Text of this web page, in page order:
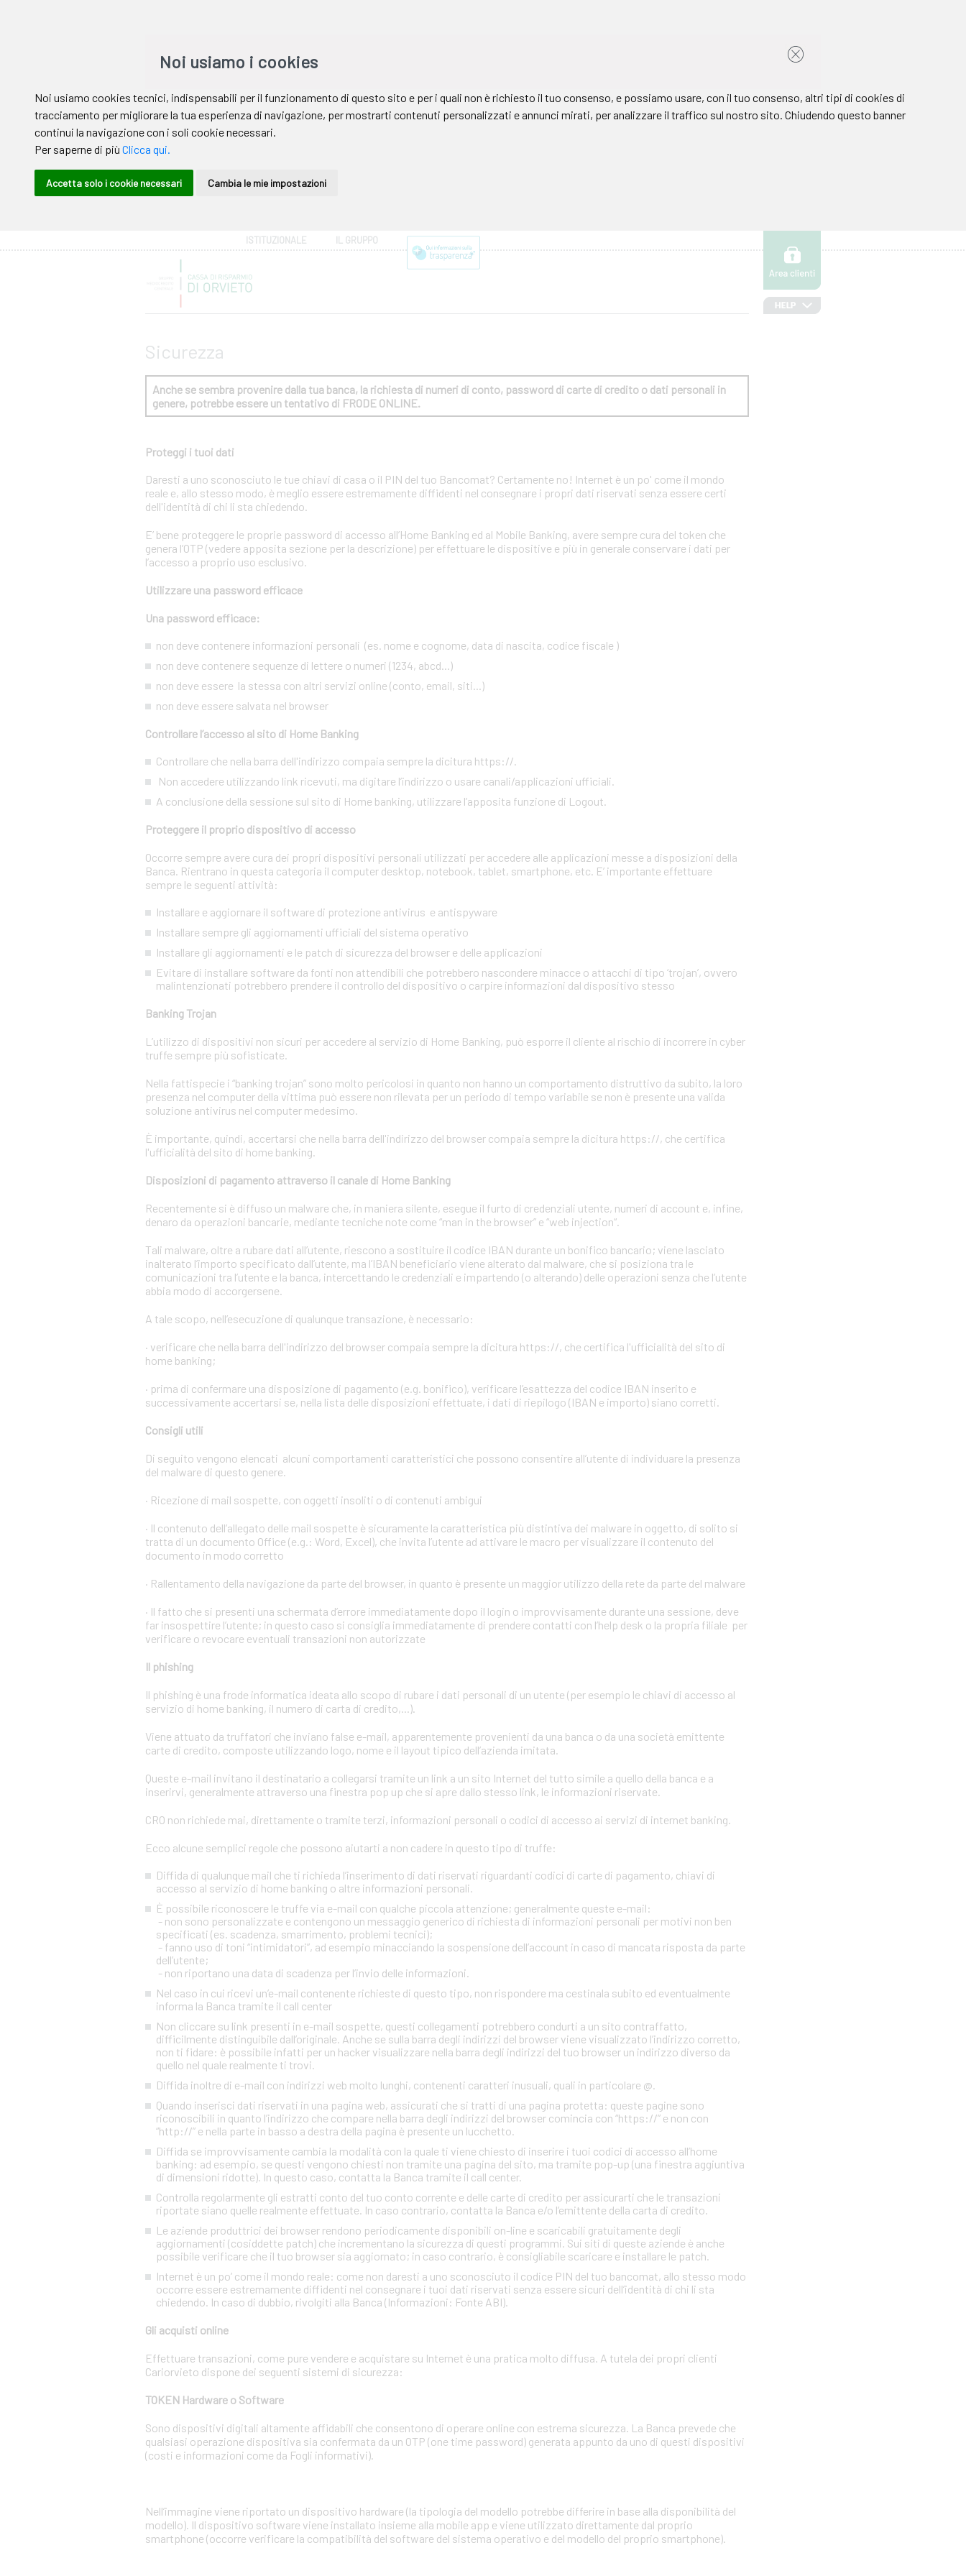
ISTITUZIONALE IL GRUPPO
Sicurezza
Anche se sembra provenire dalla tua banca, la richiesta di numeri di conto, password di carte di credito o dati personali in
genere, potrebbe essere un tentativo di FRODE ONLINE.
Proteggi i tuoi dati
Daresti a uno sconosciuto le tue chiavi di casa o il PIN del tuo Bancomat? Certamente no! Internet è un po' come il mondo
reale e, allo stesso modo, è meglio essere estremamente diffidenti nel consegnare i propri dati riservati senza essere certi
dell'identità di chi li sta chiedendo.
E’ bene proteggere le proprie password di accesso all’Home Banking ed al Mobile Banking, avere sempre cura del token che
genera l’OTP (vedere apposita sezione per la descrizione) per effettuare le dispositive e più in generale conservare i dati per
l’accesso a proprio uso esclusivo.
Utilizzare una password efficace
Una password efficace:
non deve contenere informazioni personali (es. nome e cognome, data di nascita, codice fiscale )
non deve contenere sequenze di lettere o numeri (1234, abcd...)
non deve essere la stessa con altri servizi online (conto, email, siti...)
non deve essere salvata nel browser
Controllare l’accesso al sito di Home Banking
Controllare che nella barra dell'indirizzo compaia sempre la dicitura https://.
Non accedere utilizzando link ricevuti, ma digitare l’indirizzo o usare canali/applicazioni ufficiali.
A conclusione della sessione sul sito di Home banking, utilizzare l’apposita funzione di Logout.
Proteggere il proprio dispositivo di accesso
Occorre sempre avere cura dei propri dispositivi personali utilizzati per accedere alle applicazioni messe a disposizioni della
Banca. Rientrano in questa categoria il computer desktop, notebook, tablet, smartphone, etc. E’ importante effettuare
sempre le seguenti attività:
Installare e aggiornare il software di protezione antivirus e antispyware
Installare sempre gli aggiornamenti ufficiali del sistema operativo
Installare gli aggiornamenti e le patch di sicurezza del browser e delle applicazioni
Evitare di installare software da fonti non attendibili che potrebbero nascondere minacce o attacchi di tipo ‘trojan’, ovvero
malintenzionati potrebbero prendere il controllo del dispositivo o carpire informazioni dal dispositivo stesso
Banking Trojan
L’utilizzo di dispositivi non sicuri per accedere al servizio di Home Banking, può esporre il cliente al rischio di incorrere in cyber
truffe sempre più sofisticate.
Nella fattispecie i “banking trojan” sono molto pericolosi in quanto non hanno un comportamento distruttivo da subito, la loro
presenza nel computer della vittima può essere non rilevata per un periodo di tempo variabile se non è presente una valida
soluzione antivirus nel computer medesimo.
È importante, quindi, accertarsi che nella barra dell'indirizzo del browser compaia sempre la dicitura https://, che certifica
l'ufficialità del sito di home banking.
Disposizioni di pagamento attraverso il canale di Home Banking
Recentemente si è diffuso un malware che, in maniera silente, esegue il furto di credenziali utente, numeri di account e, infine,
denaro da operazioni bancarie, mediante tecniche note come “man in the browser” e “web injection“.
Tali malware, oltre a rubare dati all’utente, riescono a sostituire il codice IBAN durante un bonifico bancario; viene lasciato
inalterato l’importo specificato dall’utente, ma l’IBAN beneficiario viene alterato dal malware, che si posiziona tra le
comunicazioni tra l’utente e la banca, intercettando le credenziali e impartendo (o alterando) delle operazioni senza che l’utente
abbia modo di accorgersene.
A tale scopo, nell’esecuzione di qualunque transazione, è necessario:
· verificare che nella barra dell'indirizzo del browser compaia sempre la dicitura https://, che certifica l'ufficialità del sito di
home banking;
· prima di confermare una disposizione di pagamento (e.g. bonifico), verificare l’esattezza del codice IBAN inserito e
successivamente accertarsi se, nella lista delle disposizioni effettuate, i dati di riepilogo (IBAN e importo) siano corretti.
Consigli utili
Di seguito vengono elencati alcuni comportamenti caratteristici che possono consentire all’utente di individuare la presenza
del malware di questo genere.
· Ricezione di mail sospette, con oggetti insoliti o di contenuti ambigui
· Il contenuto dell’allegato delle mail sospette è sicuramente la caratteristica più distintiva dei malware in oggetto, di solito si
tratta di un documento Office (e.g.: Word, Excel), che invita l’utente ad attivare le macro per visualizzare il contenuto del
documento in modo corretto
· Rallentamento della navigazione da parte del browser, in quanto è presente un maggior utilizzo della rete da parte del malware
· Il fatto che si presenti una schermata d’errore immediatamente dopo il login o improvvisamente durante una sessione, deve
far insospettire l’utente; in questo caso si consiglia immediatamente di prendere contatti con l’help desk o la propria filiale per
verificare o revocare eventuali transazioni non autorizzate
Il phishing
Il phishing è una frode informatica ideata allo scopo di rubare i dati personali di un utente (per esempio le chiavi di accesso al
servizio di home banking, il numero di carta di credito,...).
Viene attuato da truffatori che inviano false e-mail, apparentemente provenienti da una banca o da una società emittente
carte di credito, composte utilizzando logo, nome e il layout tipico dell’azienda imitata.
Queste e-mail invitano il destinatario a collegarsi tramite un link a un sito Internet del tutto simile a quello della banca e a
inserirvi, generalmente attraverso una finestra pop up che si apre dallo stesso link, le informazioni riservate.
CRO non richiede mai, direttamente o tramite terzi, informazioni personali o codici di accesso ai servizi di internet banking.
Ecco alcune semplici regole che possono aiutarti a non cadere in questo tipo di truffe:
Diffida di qualunque mail che ti richieda l’inserimento di dati riservati riguardanti codici di carte di pagamento, chiavi di
accesso al servizio di home banking o altre informazioni personali.
È possibile riconoscere le truffe via e-mail con qualche piccola attenzione; generalmente queste e-mail:
- non sono personalizzate e contengono un messaggio generico di richiesta di informazioni personali per motivi non ben
specificati (es. scadenza, smarrimento, problemi tecnici);
- fanno uso di toni “intimidatori”, ad esempio minacciando la sospensione dell’account in caso di mancata risposta da parte
dell’utente;
- non riportano una data di scadenza per l’invio delle informazioni.
Nel caso in cui ricevi un’e-mail contenente richieste di questo tipo, non rispondere ma cestinala subito ed eventualmente
informa la Banca tramite il call center
Non cliccare su link presenti in e-mail sospette, questi collegamenti potrebbero condurti a un sito contraffatto,
difficilmente distinguibile dall’originale. Anche se sulla barra degli indirizzi del browser viene visualizzato l’indirizzo corretto,
non ti fidare: è possibile infatti per un hacker visualizzare nella barra degli indirizzi del tuo browser un indirizzo diverso da
quello nel quale realmente ti trovi.
Diffida inoltre di e-mail con indirizzi web molto lunghi, contenenti caratteri inusuali, quali in particolare @.
Quando inserisci dati riservati in una pagina web, assicurati che si tratti di una pagina protetta: queste pagine sono
riconoscibili in quanto l’indirizzo che compare nella barra degli indirizzi del browser comincia con “https://” e non con
“http://” e nella parte in basso a destra della pagina è presente un lucchetto.
Diffida se improvvisamente cambia la modalità con la quale ti viene chiesto di inserire i tuoi codici di accesso all’home
banking: ad esempio, se questi vengono chiesti non tramite una pagina del sito, ma tramite pop-up (una finestra aggiuntiva
di dimensioni ridotte). In questo caso, contatta la Banca tramite il call center.
Controlla regolarmente gli estratti conto del tuo conto corrente e delle carte di credito per assicurarti che le transazioni
riportate siano quelle realmente effettuate. In caso contrario, contatta la Banca e/o l’emittente della carta di credito.
Le aziende produttrici dei browser rendono periodicamente disponibili on-line e scaricabili gratuitamente degli
aggiornamenti (cosiddette patch) che incrementano la sicurezza di questi programmi. Sui siti di queste aziende è anche
possibile verificare che il tuo browser sia aggiornato; in caso contrario, è consigliabile scaricare e installare le patch.
Internet è un po’ come il mondo reale: come non daresti a uno sconosciuto il codice PIN del tuo bancomat, allo stesso modo
occorre essere estremamente diffidenti nel consegnare i tuoi dati riservati senza essere sicuri dell’identità di chi li sta
chiedendo. In caso di dubbio, rivolgiti alla Banca (Informazioni: Fonte ABI).
Gli acquisti online
Effettuare transazioni, come pure vendere e acquistare su Internet è una pratica molto diffusa. A tutela dei propri clienti
Cariorvieto dispone dei seguenti sistemi di sicurezza:
TOKEN Hardware o Software
Sono dispositivi digitali altamente affidabili che consentono di operare online con estrema sicurezza. La Banca prevede che
qualsiasi operazione dispositiva sia confermata da un OTP (one time password) generata appunto da uno di questi dispositivi
(costi e informazioni come da Fogli informativi).
Nell’immagine viene riportato un dispositivo hardware (la tipologia del modello potrebbe differire in base alla disponibilità del
modello). Il dispositivo software viene installato insieme alla mobile app e viene utilizzato direttamente dal proprio
smartphone (occorre verificare la compatibilità del software del sistema operativo e del modello del proprio smartphone).